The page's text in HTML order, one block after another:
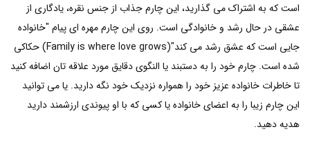
است که به اشتراک می گذارید، این چارم جذاب از جنس نقره، یادگاری از
عشقی در حال رشد و خانوادگی است. روی این چارم مهره ای پیام "خانواده
جایی است که عشق رشد می کند"(Family is where love grows) حکاکی
شده است. چارم خود را به دستبند یا النگوی دقایق مورد علاقه تان اضافه کنید
تا خاطرات خانواده عزیز خود را همواره نزدیک خود نگه دارید. یا می توانید
این چارم زیبا را به اعضای خانواده یا کسی که با او پیوندی ارزشمند دارید
هدیه دهید.